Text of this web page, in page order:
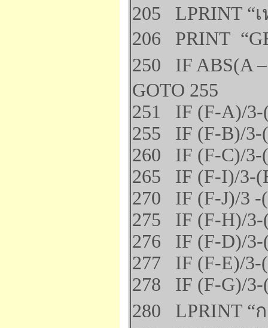
205 LPRINT
206 PRINT
250 IF ABS(A –
GOTO 255
251 IF (F-A)/3-
255 IF (F-B)/3-
260 IF (F-C)/3-
265 IF (F-I)/3-
270 IF (F-J)/3 -
275 IF (F-H)/3-
276 IF (F-D)/3-
277 IF (F-E)/3-
278 IF (F-G)/3-
280 LPRINT “